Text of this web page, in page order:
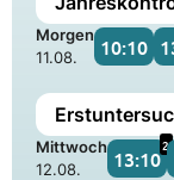
Morgen
11.08.
10:10
Mittwoch
12.08.
13:10
2